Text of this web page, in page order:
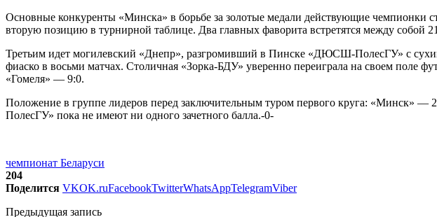
Основные конкуренты «Минска» в борьбе за золотые медали действующие чемпионки
вторую позицию в турнирной таблице. Два главных фаворита встретятся между собой
Третьим идет могилевский «Днепр», разгромивший в Пинске «ДЮСШ-ПолесГУ» с
фиаско в восьми матчах. Столичная «Зорка-БДУ» уверенно переиграла на своем поле
«Гомеля» — 9:0.
Положение в группе лидеров перед заключительным туром первого круга:
ПолесГУ» пока не имеют ни одного зачетного балла.-0-
чемпионат Беларуси
204
Поделится VKOK.ruFacebookTwitterWhatsAppTelegramViber
Предыдущая запись